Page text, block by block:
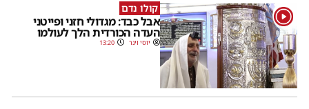
1 קולו נדם
אבל כבד: מגדולי חזני ופייטני
העדה הכורדית הלך לעולמו
יוסי וינר 13:20